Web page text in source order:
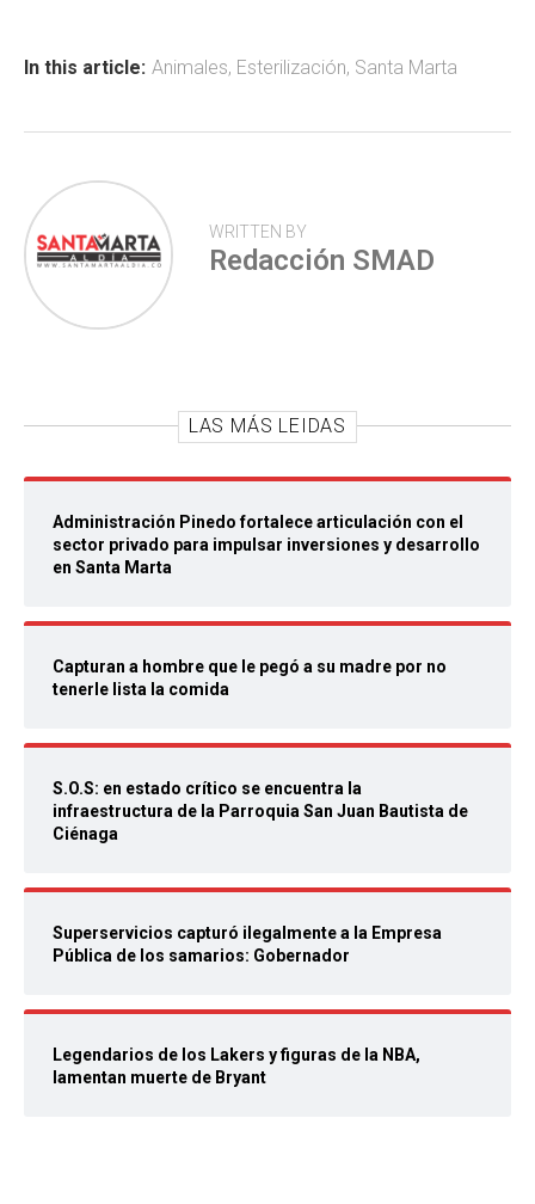
ok p
tir
In this article: Animales, Esterilización, Santa Marta
WRITTEN BY
Redacción SMAD
LAS MÁS LEIDAS
Administración Pinedo fortalece articulación con el
sector privado para impulsar inversiones y desarrollo
en Santa Marta
Capturan a hombre que le pegó a su madre por no
tenerle lista la comida
S.O.S: en estado crítico se encuentra la
infraestructura de la Parroquia San Juan Bautista de
Ciénaga
Superservicios capturó ilegalmente a la Empresa
Pública de los samarios: Gobernador
Legendarios de los Lakers y figuras de la NBA,
lamentan muerte de Bryant